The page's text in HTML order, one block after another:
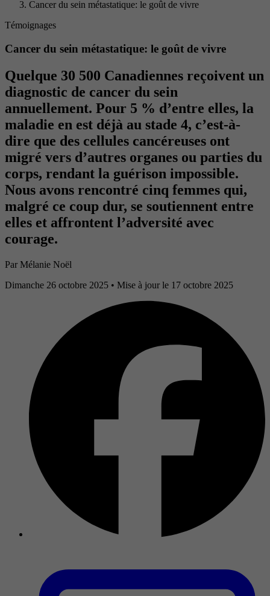
Cancer du sein métastatique: le goût de vivre
Témoignages
Cancer du sein métastatique: le goût de vivre
Quelque 30 500 Canadiennes reçoivent un
diagnostic de cancer du sein
annuellement. Pour 5 % d’entre elles, la
maladie en est déjà au stade 4, c’est-à-
dire que des cellules cancéreuses ont
migré vers d’autres organes ou parties du
corps, rendant la guérison impossible.
Nous avons rencontré cinq femmes qui,
malgré ce coup dur, se soutiennent entre
elles et affrontent l’adversité avec
courage.
Par Mélanie Noël
Dimanche 26 octobre 2025 • Mise à jour le 17 octobre 2025